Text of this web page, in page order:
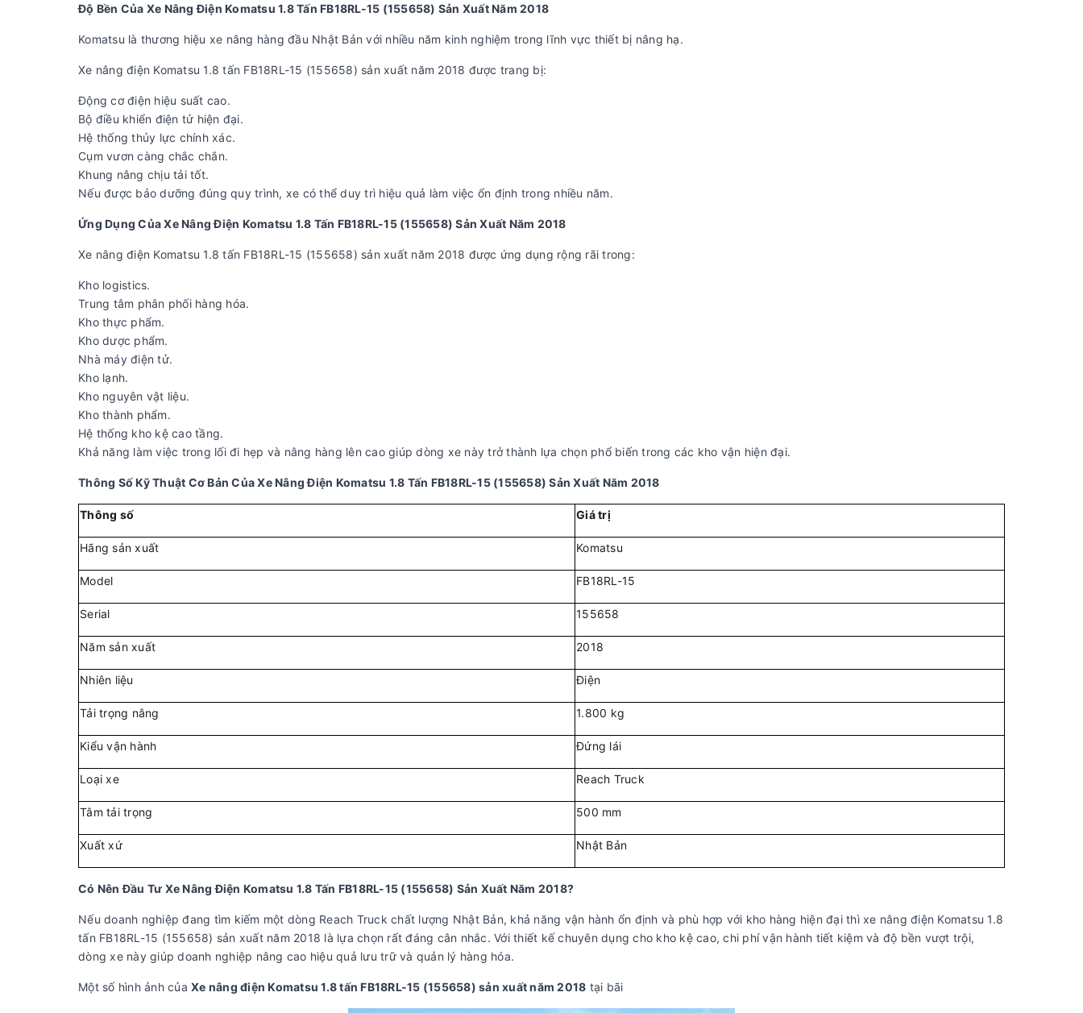
Độ Bền Của Xe Nâng Điện Komatsu 1.8 Tấn FB18RL-15 (155658) Sản Xuất Năm 2018
Komatsu là thương hiệu xe nâng hàng đầu Nhật Bản với nhiều năm kinh nghiệm trong lĩnh vực thiết bị nâng hạ.
Xe nâng điện Komatsu 1.8 tấn FB18RL-15 (155658) sản xuất năm 2018 được trang bị:
Động cơ điện hiệu suất cao.
Bộ điều khiển điện tử hiện đại.
Hệ thống thủy lực chính xác.
Cụm vươn càng chắc chắn.
Khung nâng chịu tải tốt.
Nếu được bảo dưỡng đúng quy trình, xe có thể duy trì hiệu quả làm việc ổn định trong nhiều năm.
Ứng Dụng Của Xe Nâng Điện Komatsu 1.8 Tấn FB18RL-15 (155658) Sản Xuất Năm 2018
Xe nâng điện Komatsu 1.8 tấn FB18RL-15 (155658) sản xuất năm 2018 được ứng dụng rộng rãi trong:
Kho logistics.
Trung tâm phân phối hàng hóa.
Kho thực phẩm.
Kho dược phẩm.
Nhà máy điện tử.
Kho lạnh.
Kho nguyên vật liệu.
Kho thành phẩm.
Hệ thống kho kệ cao tầng.
Khả năng làm việc trong lối đi hẹp và nâng hàng lên cao giúp dòng xe này trở thành lựa chọn phổ biến trong các kho vận hiện đại.
Thông Số Kỹ Thuật Cơ Bản Của Xe Nâng Điện Komatsu 1.8 Tấn FB18RL-15 (155658) Sản Xuất Năm 2018
Thông số Giá trị
Hãng sản xuất Komatsu
Model FB18RL-15
Serial 155658
Năm sản xuất 2018
Nhiên liệu Điện
Tải trọng nâng 1.800 kg
Kiểu vận hành Đứng lái
Loại xe Reach Truck
Tâm tải trọng 500 mm
Xuất xứ Nhật Bản
Có Nên Đầu Tư Xe Nâng Điện Komatsu 1.8 Tấn FB18RL-15 (155658) Sản Xuất Năm 2018?
Nếu doanh nghiệp đang tìm kiếm một dòng Reach Truck chất lượng Nhật Bản, khả năng vận hành ổn định và phù hợp với kho hàng hiện đại thì xe nâng điện Komatsu 1.8
tấn FB18RL-15 (155658) sản xuất năm 2018 là lựa chọn rất đáng cân nhắc. Với thiết kế chuyên dụng cho kho kệ cao, chi phí vận hành tiết kiệm và độ bền vượt trội,
dòng xe này giúp doanh nghiệp nâng cao hiệu quả lưu trữ và quản lý hàng hóa.
Một số hình ảnh của Xe nâng điện Komatsu 1.8 tấn FB18RL-15 (155658) sản xuất năm 2018 tại bãi